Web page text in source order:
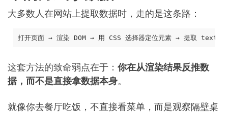
大多数人在网站上提取数据时，走的是这条路：
这套方法的致命弱点在于： 你在从渲染结果反推数
据，而不是直接拿数据本身。
就像你去餐厅吃饭，不直接看菜单，而是观察隔壁桌